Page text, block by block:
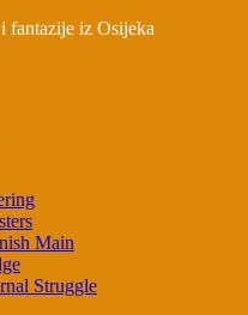
fantazije iz Osijeka
Main
Struggle